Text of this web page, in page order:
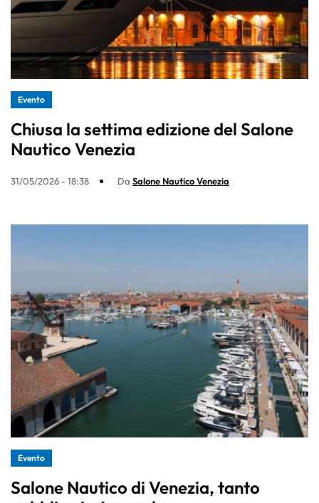
Evento
Chiusa la settima edizione del Salone
Nautico Venezia
31/05/2026 - 18:38 Da Salone Nautico Venezia
Evento
Salone Nautico di Venezia, tanto